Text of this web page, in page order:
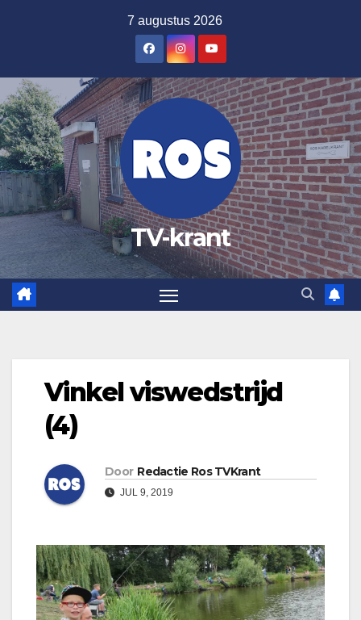
inhoud
7 augustus 2026
TV-krant
Vinkel viswedstrijd
(4)
Door Redactie Ros TVKrant
JUL 9, 2019